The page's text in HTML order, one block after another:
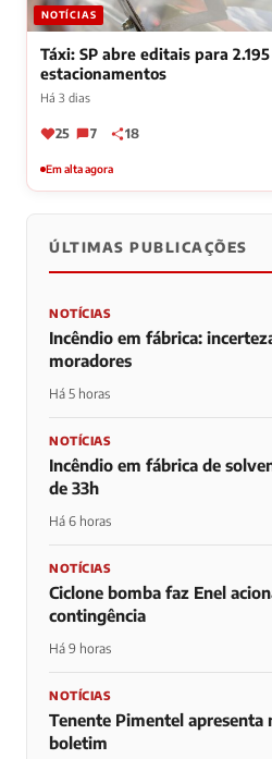
NOTÍCIAS
Táxi: SP abre editais para
estacionamentos
Há 3 dias
25 7 18
Em alta agora
ÚLTIMAS PUBLICAÇÕES
NOTÍCIAS
Incêndio em fábrica:
moradores
Há 5 horas
NOTÍCIAS
Incêndio em fábrica de
de 33h
Há 6 horas
NOTÍCIAS
Ciclone bomba faz Enel
contingência
Há 9 horas
NOTÍCIAS
Tenente Pimentel apresenta
boletim